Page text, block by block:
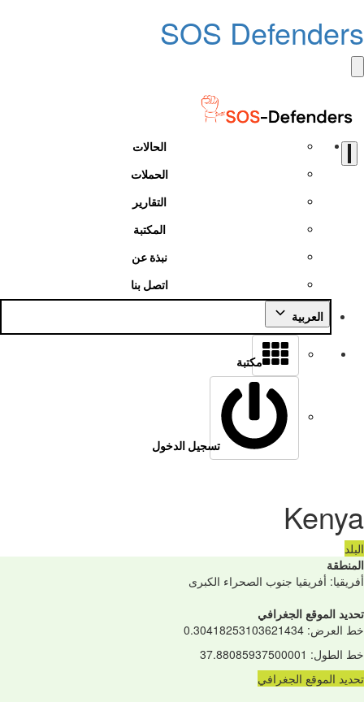
SOS Defenders
الحالات
الحملات
التقارير
المكتبة
نبذة عن
اتصل بنا
العربية
مكتبة
تسجيل الدخول
Kenya
البلد
المنطقة
أفريقيا: أفريقيا جنوب الصحراء الكبرى
تحديد الموقع الجغرافي
خط العرض:
0.30418253103621434
خط الطول:
37.88085937500001
تحديد الموقع الجغرافي